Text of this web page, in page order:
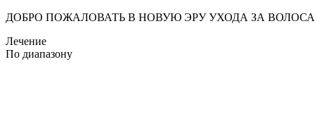
ДОБРО ПОЖАЛОВАТЬ В НОВУЮ ЭРУ УХОДА ЗА
Лечение
По диапазону